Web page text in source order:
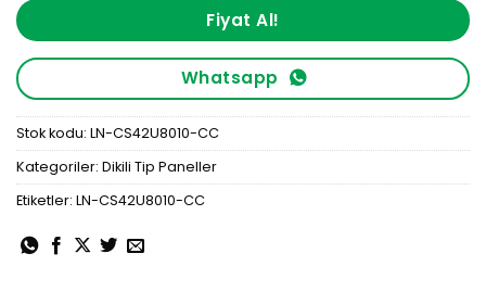
Fiyat Al!
Whatsapp
Stok kodu: LN-CS42U8010-CC
Kategoriler: Dikili Tip Paneller
Etiketler: LN-CS42U8010-CC